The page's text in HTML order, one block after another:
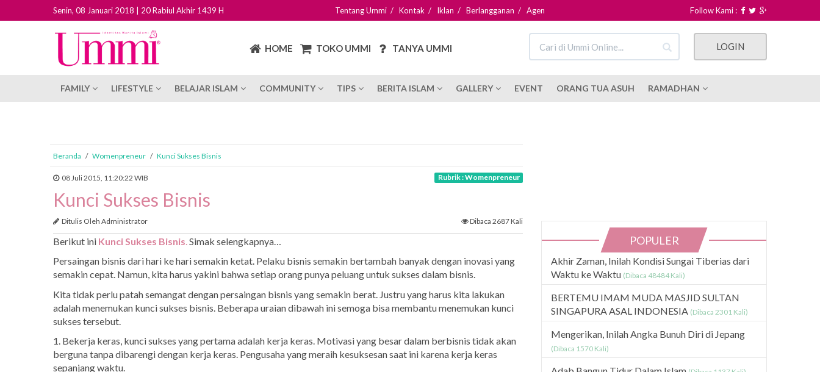
Senin, 08 Januari 2018 | 20 Rabiul Akhir 1439 H Tentang Ummi/ Kontak / Iklan / Berlangganan / Agen Follow Kami :
HOME TOKO UMMI TANYA UMMI LOGIN
FAMILY LIFESTYLE BELAJAR ISLAM COMMUNITY TIPS BERITA ISLAM GALLERY EVENT ORANG TUA ASUH RAMADHAN
Beranda / Womenpreneur / Kunci Sukses Bisnis
08 Juli 2015, 11:20:22 WIB Rubrik : Womenpreneur
Kunci Sukses Bisnis
Ditulis Oleh Administrator Dibaca 2687 Kali
Berikut ini Kunci Sukses Bisnis Simak selengkapnya…
Persaingan bisnis dari hari ke hari semakin ketat. Pelaku bisnis semakin bertambah banyak dengan inovasi yang
semakin cepat. Namun, kita harus yakini bahwa setiap orang punya peluang untuk sukses dalam bisnis.
Kita tidak perlu patah semangat dengan persaingan bisnis yang semakin berat. Justru yang harus kita lakukan
adalah menemukan kunci sukses bisnis. Beberapa uraian dibawah ini semoga bisa membantu menemukan kunci
sukses tersebut.
1. Bekerja keras, kunci sukses yang pertama adalah kerja keras. Motivasi yang besar dalam berbisnis tidak akan
berguna tanpa dibarengi dengan kerja keras. Pengusaha yang meraih kesuksesan saat ini karena kerja keras
sepanjang waktu.
POPULER
Akhir Zaman, Inilah Kondisi Sungai Tiberias dari
Waktu ke Waktu (Dibaca 48484 Kali)
BERTEMU IMAM MUDA MASJID SULTAN
SINGAPURA ASAL INDONESIA (Dibaca 2301 Kali)
Mengerikan, Inilah Angka Bunuh Diri di Jepang
(Dibaca 1570 Kali)